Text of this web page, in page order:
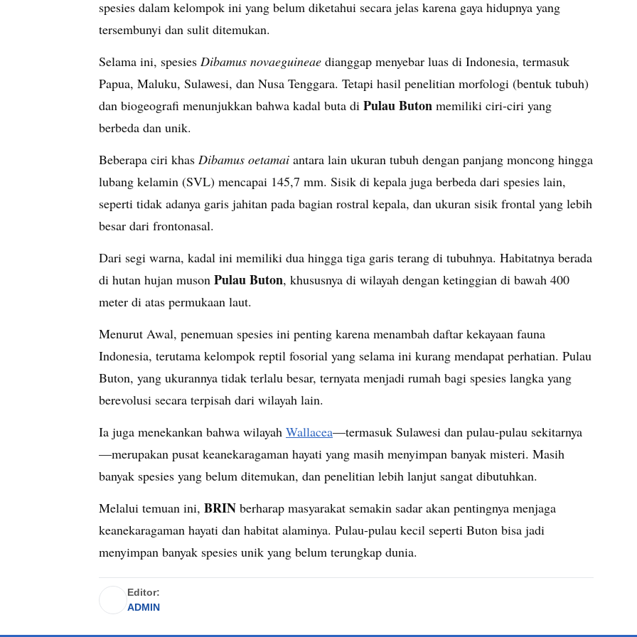
spesies dalam kelompok ini yang belum diketahui secara jelas karena gaya hidupnya yang
tersembunyi dan sulit ditemukan.
Selama ini, spesies Dibamus novaeguineae dianggap menyebar luas di Indonesia, termasuk
Papua, Maluku, Sulawesi, dan Nusa Tenggara. Tetapi hasil penelitian morfologi (bentuk tubuh)
dan biogeografi menunjukkan bahwa kadal buta di Pulau Buton memiliki ciri-ciri yang
berbeda dan unik.
Beberapa ciri khas Dibamus oetamai antara lain ukuran tubuh dengan panjang moncong hingga
lubang kelamin (SVL) mencapai 145,7 mm. Sisik di kepala juga berbeda dari spesies lain,
seperti tidak adanya garis jahitan pada bagian rostral kepala, dan ukuran sisik frontal yang lebih
besar dari frontonasal.
Dari segi warna, kadal ini memiliki dua hingga tiga garis terang di tubuhnya. Habitatnya berada
di hutan hujan muson Pulau Buton, khususnya di wilayah dengan ketinggian di bawah 400
meter di atas permukaan laut.
Menurut Awal, penemuan spesies ini penting karena menambah daftar kekayaan fauna
Indonesia, terutama kelompok reptil fosorial yang selama ini kurang mendapat perhatian. Pulau
Buton, yang ukurannya tidak terlalu besar, ternyata menjadi rumah bagi spesies langka yang
berevolusi secara terpisah dari wilayah lain.
Ia juga menekankan bahwa wilayah Wallacea—termasuk Sulawesi dan pulau-pulau sekitarnya
—merupakan pusat keanekaragaman hayati yang masih menyimpan banyak misteri. Masih
banyak spesies yang belum ditemukan, dan penelitian lebih lanjut sangat dibutuhkan.
Melalui temuan ini, BRIN berharap masyarakat semakin sadar akan pentingnya menjaga
keanekaragaman hayati dan habitat alaminya. Pulau-pulau kecil seperti Buton bisa jadi
menyimpan banyak spesies unik yang belum terungkap dunia.
Editor:
ADMIN